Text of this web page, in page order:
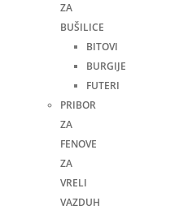
ZA
BUŠILICE
BITOVI
BURGIJE
FUTERI
PRIBOR
ZA
FENOVE
ZA
VRELI
VAZDUH